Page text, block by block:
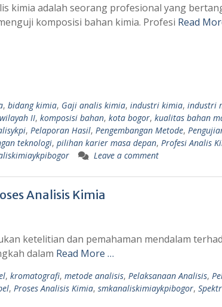
kimia adalah seorang profesional yang
komposisi bahan kimia. Profesi Read
, bidang kimia, Gaji analis kimia, industri kimia, industri
II, komposisi bahan, kota bogor, kualitas bahan
, Pelaporan Hasil, Pengembangan Metode,
teknologi, pilihan karier masa depan, Profesi Analis
Leave a comment
Analisis Kimia
ketelitian dan pemahaman mendalam
dalam Read More …
, kromatografi, metode analisis, Pelaksanaan Analisis,
, Proses Analisis Kimia, smkanaliskimiaykpibogor,